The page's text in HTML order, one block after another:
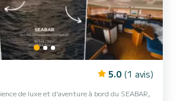
5.0 (1 avis)
de luxe et d'aventure à bord du SEABAR,